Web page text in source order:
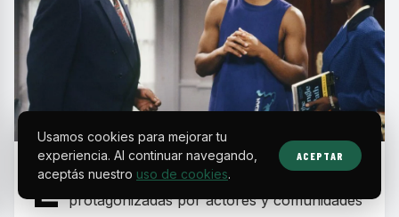
E n la década de los 90, las sitcoms
protagonizadas por actores y comunidades
Usamos cookies para mejorar tu
experiencia. Al continuar navegando,
aceptás nuestro uso de cookies.
ACEPTAR